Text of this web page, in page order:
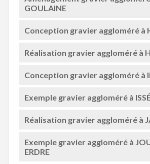
GOULAINE
Conception gravier aggloméré à
Réalisation gravier aggloméré à
Conception gravier aggloméré à
Exemple gravier aggloméré à
Réalisation gravier aggloméré à
Exemple gravier aggloméré à
ERDRE